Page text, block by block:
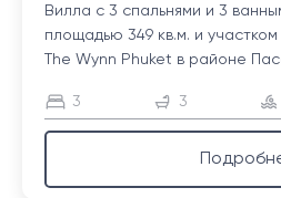
Вилла с 3 спальнями и 3
площадью 349 кв.м. и участком
The Wynn Phuket в районе
3 3